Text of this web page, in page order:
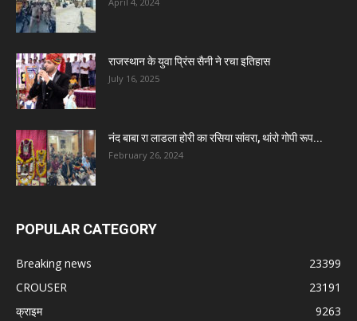
राजस्थान के युवा प्रिंस सैनी ने रचा इतिहास
July 16, 2025
नंद बाबा रा लाडला होरी का रसिया सांवरा, थांरो गोपी रूप...
February 26, 2024
POPULAR CATEGORY
Breaking news
23399
CROUSER
23191
क्राइम
9263